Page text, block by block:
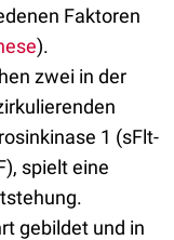
Faktoren
).
zwei in der
1 (sFlt-
spielt eine
gebildet und in